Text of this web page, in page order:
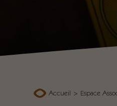
Accueil > Espace